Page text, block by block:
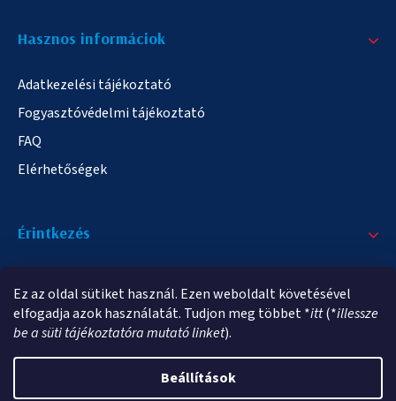
Ez az oldal sütiket használ. Ezen weboldalt követésével
elfogadja azok használatát. Tudjon meg többet *itt(*illessze
be a süti tájékoztatóra mutató linket).
Beállítások
Hasznos informáciok
Adatkezelési tájékoztató
Fogyasztóvédelmi tájékoztató
FAQ
Elérhetőségek
Érintkezés
info@elampa.hu
elampa.hu. Minden jog fenntartva.